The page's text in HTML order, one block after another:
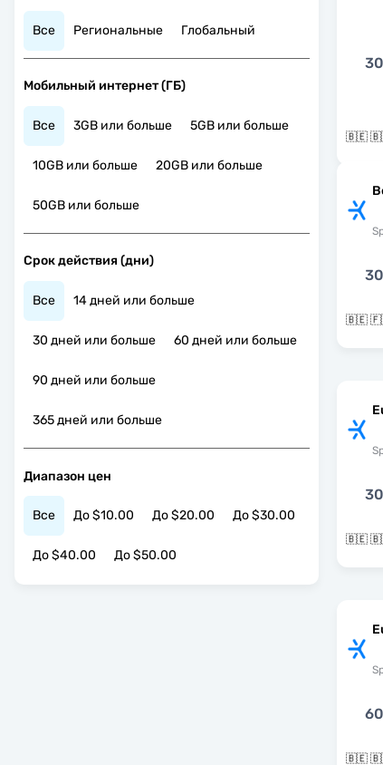
Все Региональные Глобальный
Мобильный интернет (ГБ)
Все 3GB или больше 5GB или больше
10GB или больше 20GB или больше
50GB или больше
Срок действия (дни)
Все 14 дней или больше
30 дней или больше 60 дней или больше
90 дней или больше
365 дней или больше
Диапазон цен
Все До $10.00 До $20.00 До $30.00
До $40.00 До $50.00